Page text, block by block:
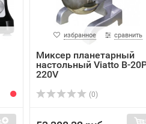
избранное сравнить
Миксер планетарный
настольный Viatto B-
220V
(0)